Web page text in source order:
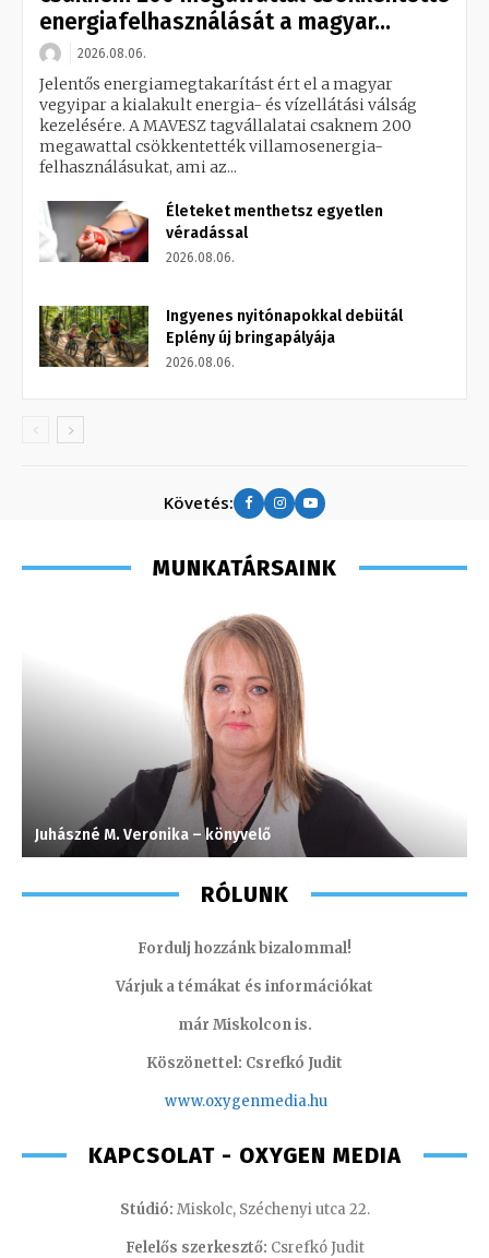
energiafelhasználását a magyar...
2026.08.06.
Jelentős energiamegtakarítást ért el a magyar
vegyipar a kialakult energia- és vízellátási válság
kezelésére. A MAVESZ tagvállalatai csaknem 200
megawattal csökkentették villamosenergia-
felhasználásukat, ami az...
Életeket menthetsz egyetlen
véradással
2026.08.06.
Ingyenes nyitónapokkal debütál
Eplény új bringapályája
2026.08.06.
Követés:
MUNKATÁRSAINK
Juhászné M. Veronika – könyvelő
RÓLUNK
Fordulj hozzánk bizalommal!
Várjuk a témákat és információkat
már Miskolcon is.
Köszönettel: Csrefkó Judit
www.oxygenmedia.hu
KAPCSOLAT - OXYGEN MEDIA
Stúdió: Miskolc, Széchenyi utca 22.
Felelős szerkesztő: Csrefkó Judit